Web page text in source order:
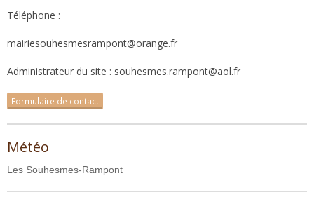
Téléphone :
mairiesouhesmesrampont@orange.fr
Administrateur du site : souhesmes.rampont@aol.fr
Formulaire de contact
Météo
Les Souhesmes-Rampont